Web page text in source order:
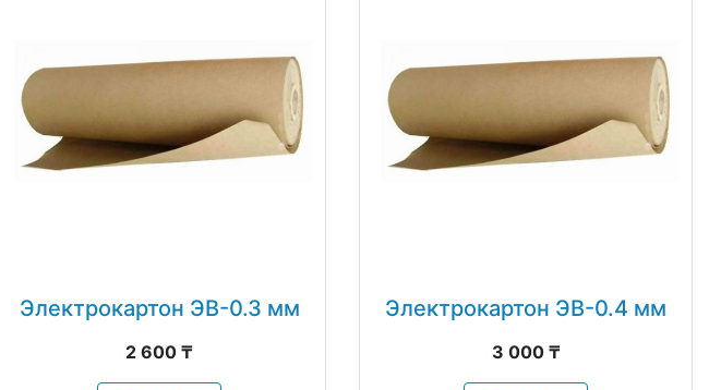
Электрокартон ЭВ-0.3 мм
2 600 ₸
Электрокартон ЭВ-0.4 мм
3 000 ₸